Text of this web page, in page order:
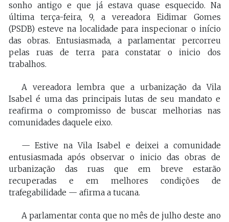
sonho antigo e que já estava quase esquecido. Na
última terça-feira, 9, a vereadora Eidimar Gomes
(PSDB) esteve na localidade para inspecionar o início
das obras. Entusiasmada, a parlamentar percorreu
pelas ruas de terra para constatar o inicio dos
trabalhos.
A vereadora lembra que a urbanização da Vila
Isabel é uma das principais lutas de seu mandato e
reafirma o compromisso de buscar melhorias nas
comunidades daquele eixo.
— Estive na Vila Isabel e deixei a comunidade
entusiasmada após observar o inicio das obras de
urbanização das ruas que em breve estarão
recuperadas e em melhores condições de
trafegabilidade — afirma a tucana.
A parlamentar conta que no mês de julho deste ano